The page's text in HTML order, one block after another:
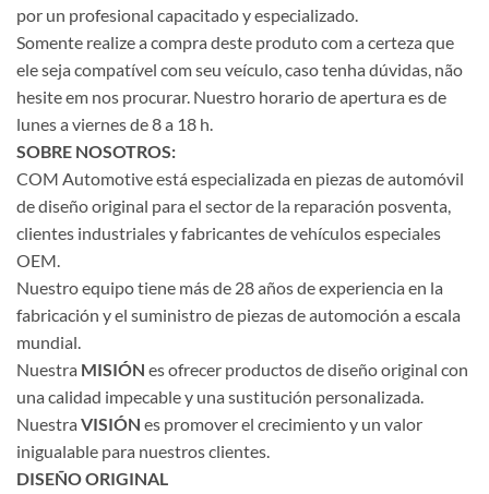
por un profesional capacitado y especializado.
Somente realize a compra deste produto com a certeza que
ele seja compatível com seu veículo, caso tenha dúvidas, não
hesite em nos procurar. Nuestro horario de apertura es de
lunes a viernes de 8 a 18 h.
SOBRE NOSOTROS:
COM Automotive está especializada en piezas de automóvil
de diseño original para el sector de la reparación posventa,
clientes industriales y fabricantes de vehículos especiales
OEM.
Nuestro equipo tiene más de 28 años de experiencia en la
fabricación y el suministro de piezas de automoción a escala
mundial.
Nuestra MISIÓN es ofrecer productos de diseño original con
una calidad impecable y una sustitución personalizada.
Nuestra VISIÓN es promover el crecimiento y un valor
inigualable para nuestros clientes.
DISEÑO ORIGINAL